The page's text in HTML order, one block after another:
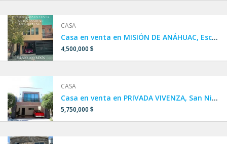
CASA
Casa en venta en MISIÓN DE ANÁHUAC, Escobedo.
4,500,000 $
CASA
Casa en venta en PRIVADA VIVENZA, San Nicolás, Zona Miguel Alemán
5,750,000 $